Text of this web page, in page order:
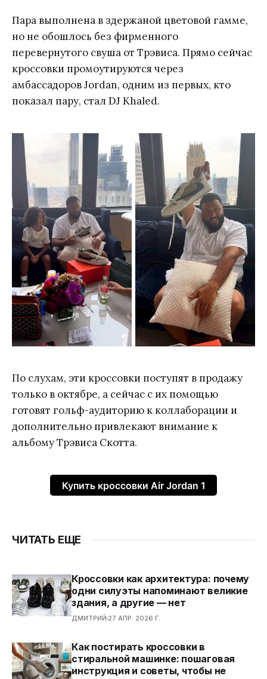
Пара выполнена в здержаной цветовой гамме,
но не обошлось без фирменного
перевернутого свуша от Трэвиса. Прямо сейчас
кроссовки промоутируются через
амбассадоров Jordan, одним из первых, кто
показал пару, стал DJ Khaled.
По слухам, эти кроссовки поступят в продажу
только в октябре, а сейчас с их помощью
готовят гольф-аудиторию к коллаборации и
дополнительно привлекают внимание к
альбому Трэвиса Скотта.
Купить кроссовки Air Jordan 1
ЧИТАТЬ ЕЩЕ
Кроссовки как архитектура: почему
одни силуэты напоминают великие
здания, а другие — нет
ДМИТРИЙ 27 АПР. 2026 Г.
Как постирать кроссовки в
стиральной машинке: пошаговая
инструкция и советы, чтобы не